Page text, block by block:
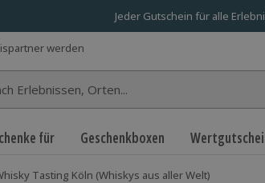
Jeder Gutschein für alle
werden
Erlebnissen...
für Geschenkboxen
Tasting Köln (Whiskys aus aller Welt)